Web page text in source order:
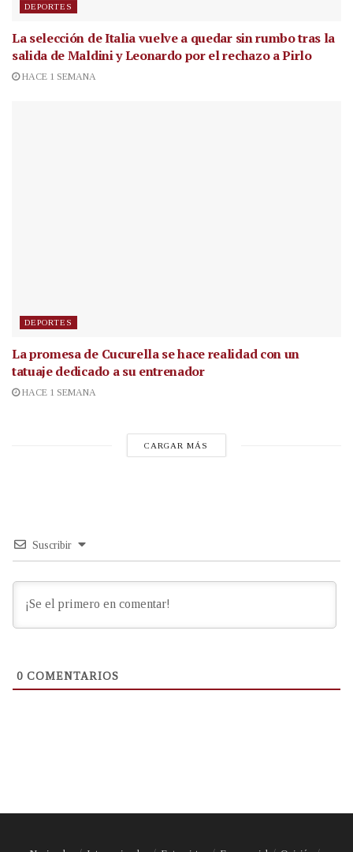
DEPORTES
La selección de Italia vuelve a quedar sin rumbo tras la
salida de Maldini y Leonardo por el rechazo a Pirlo
HACE 1 SEMANA
DEPORTES
La promesa de Cucurella se hace realidad con un
tatuaje dedicado a su entrenador
HACE 1 SEMANA
CARGAR MÁS
Suscribir
0 COMENTARIOS